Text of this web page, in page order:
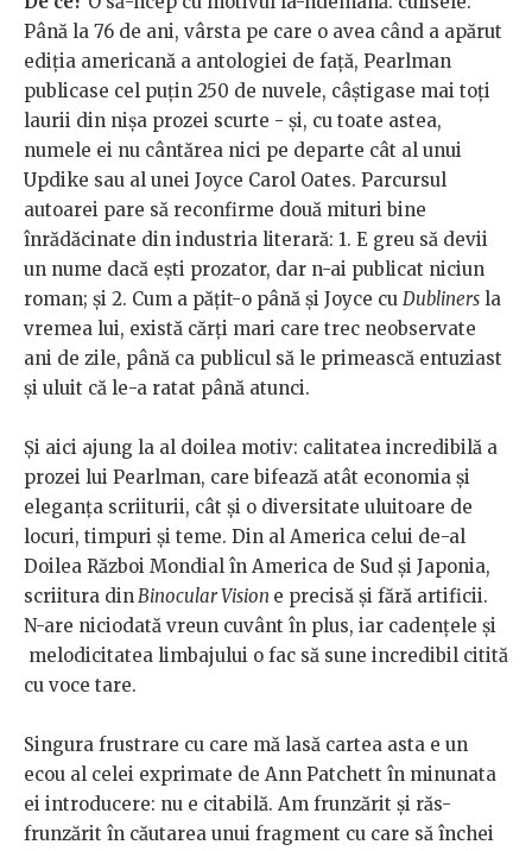
Până la 76 de ani, vârsta pe care o avea când a apărut
ediția americană a antologiei de față, Pearlman
publicase cel puțin 250 de nuvele, câștigase mai toți
laurii din nișa prozei scurte - și, cu toate astea,
numele ei nu cântărea nici pe departe cât al unui
Updike sau al unei Joyce Carol Oates. Parcursul
autoarei pare să reconfirme două mituri bine
înrădăcinate din industria literară: 1. E greu să devii
un nume dacă ești prozator, dar n-ai publicat niciun
roman; și 2. Cum a pățit-o până și Joyce cu Dubliners la
vremea lui, există cărți mari care trec neobservate
ani de zile, până ca publicul să le primească entuziast
și uluit că le-a ratat până atunci.
Și aici ajung la al doilea motiv: calitatea incredibilă a
prozei lui Pearlman, care bifează atât economia și
eleganța scriiturii, cât și o diversitate uluitoare de
locuri, timpuri și teme. Din al America celui de-al
Doilea Război Mondial în America de Sud și Japonia,
scriitura dinBinocular Vision e precisă și fără artificii.
N-are niciodată vreun cuvânt în plus, iar cadențele și
melodicitatea limbajului o fac să sune incredibil citită
cu voce tare.
Singura frustrare cu care mă lasă cartea asta e un
ecou al celei exprimate de Ann Patchett în minunata
ei introducere: nu e citabilă. Am frunzărit și răs-
frunzărit în căutarea unui fragment cu care să închei